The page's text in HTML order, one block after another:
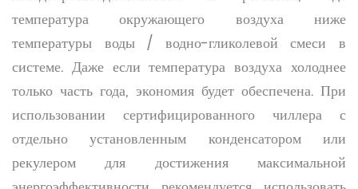
температура окружающего воздуха ниже
температуры воды / водно-гликолевой смеси в
системе. Даже если температура воздуха холоднее
только часть года, экономия будет обеспечена. При
использовании сертифицированного чиллера с
отдельно установленным конденсатором или
рекулером для достижения максимальной